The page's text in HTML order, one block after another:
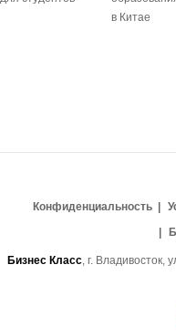
в Китае
Конфиденциальность
Бизнес Класс, г. Владивосток,